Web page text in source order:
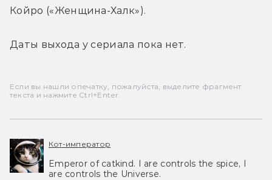
Койро («Женщина-Халк»).
Даты выхода у сериала пока нет.
Если вы нашли опечатку, пожалуйста, выделите фрагмент
текста и нажмите Ctrl+Enter.
Кот-император
Emperor of catkind. I are controls the spice, I
are controls the Universe.